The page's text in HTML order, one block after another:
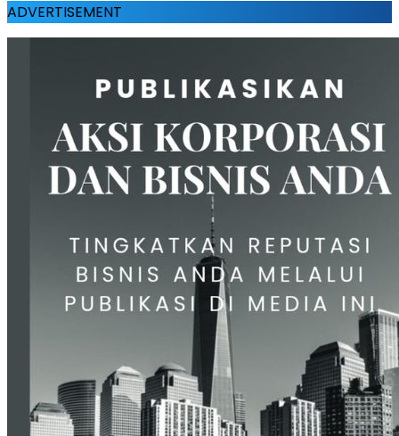
ADVERTISEMENT